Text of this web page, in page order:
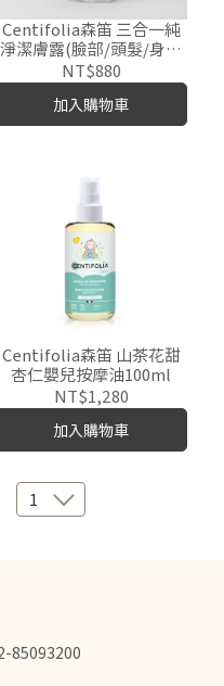
Centifolia森笛 三合一純
淨潔膚露(臉部/頭髮/身體
皆適用)
NT$880
加入購物車
Centifolia森笛 山茶花甜
杏仁嬰兒按摩油100ml
NT$1,280
加入購物車
1
85093200